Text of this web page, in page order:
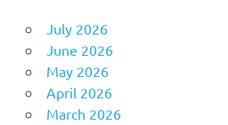
July 2026
June 2026
May 2026
April 2026
March 2026